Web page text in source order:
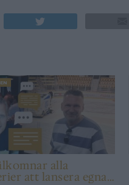
alla
lansera egna